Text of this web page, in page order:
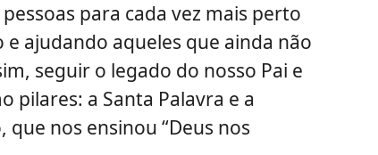
para cada vez mais perto
ajudando aqueles que ainda não
seguir o legado do nosso Pai e
pilares: a Santa Palavra e a
que nos ensinou “Deus nos